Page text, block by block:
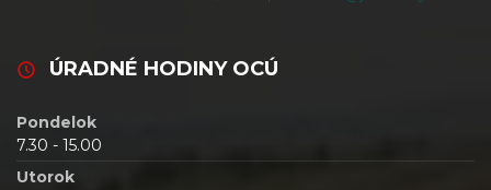
ÚRADNÉ HODINY OCÚ
Pondelok
7.30 - 15.00
Utorok